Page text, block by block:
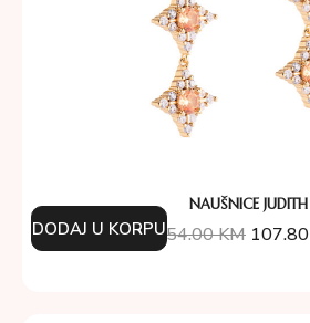
NAUŠNICE JUDITH
154.00KM 107.80
DODAJ U KORPU